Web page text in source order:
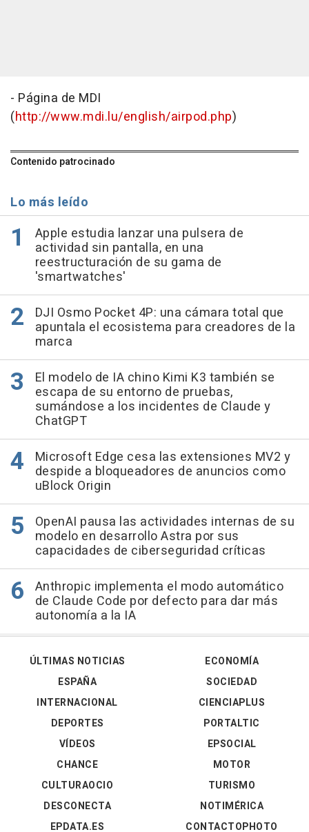
- Página de MDI
(http://www.mdi.lu/english/airpod.php)
Contenido patrocinado
Lo más leído
Apple estudia lanzar una pulsera de
actividad sin pantalla, en una
reestructuración de su gama de
'smartwatches'
DJI Osmo Pocket 4P: una cámara total que
apuntala el ecosistema para creadores de la
marca
El modelo de IA chino Kimi K3 también se
escapa de su entorno de pruebas,
sumándose a los incidentes de Claude y
ChatGPT
Microsoft Edge cesa las extensiones MV2 y
despide a bloqueadores de anuncios como
uBlock Origin
OpenAI pausa las actividades internas de su
modelo en desarrollo Astra por sus
capacidades de ciberseguridad críticas
Anthropic implementa el modo automático
de Claude Code por defecto para dar más
autonomía a la IA
ÚLTIMAS NOTICIAS
ESPAÑA
INTERNACIONAL
DEPORTES
VÍDEOS
ECONOMÍA
SOCIEDAD
CIENCIAPLUS
PORTALTIC
EPSOCIAL
CHANCE
CULTURAOCIO
DESCONECTA
EPDATA.ES
MOTOR
TURISMO
NOTIMÉRICA
CONTACTOPHOTO